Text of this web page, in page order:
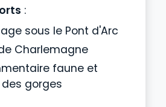
:
sous le Pont d'Arc
Charlemagne
faune et
gorges